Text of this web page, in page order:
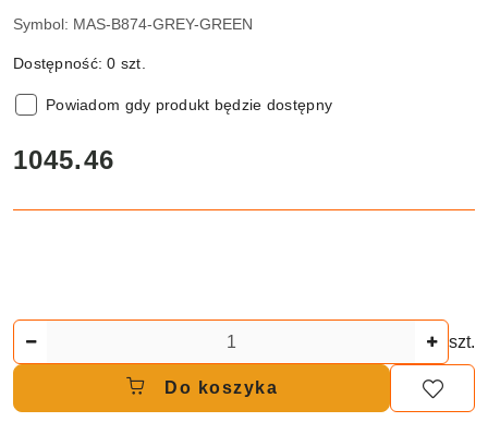
Symbol: MAS-B874-GREY-GREEN
Dostępność:0 szt.
Powiadom gdy produkt będzie dostępny
cena:
1045.46
szt.
Do koszyka